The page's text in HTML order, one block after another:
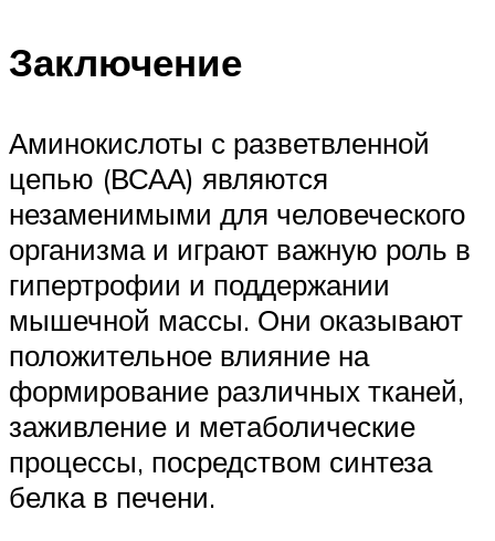
Заключение
Аминокислоты с разветвленной
цепью (ВСАА) являются
незаменимыми для человеческого
организма и играют важную роль в
гипертрофии и поддержании
мышечной массы. Они оказывают
положительное влияние на
формирование различных тканей,
заживление и метаболические
процессы, посредством синтеза
белка в печени.